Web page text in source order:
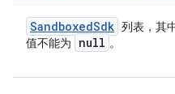
SandboxedSdk 列表，其
值不能为
null 。